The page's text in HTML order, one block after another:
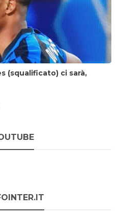
(squalificato) ci sarà,